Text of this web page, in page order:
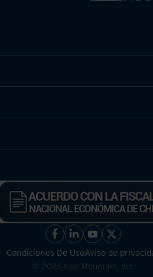
Condiciones De UsoAviso de
© 2026 Iron Mountain, Inc.